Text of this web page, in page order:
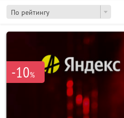
По рейтингу
-10%